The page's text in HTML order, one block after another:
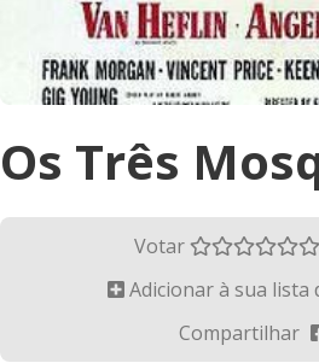
Os Três
Votar
Adicionar à sua lista
Compartilhar